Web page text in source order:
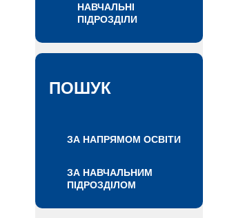
НАВЧАЛЬНІ
ПІДРОЗДІЛИ
ПОШУК
ЗА НАПРЯМОМ ОСВІТИ
ЗА НАВЧАЛЬНИМ
ПІДРОЗДІЛОМ